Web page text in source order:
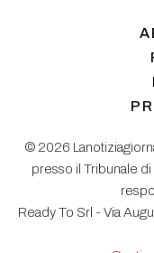
© 2026
presso il Tribunale
Ready To Srl - Via